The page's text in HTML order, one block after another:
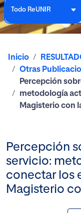
Todo ReUNIR
Inicio
Otras
Percepción
metodología
Magisterio con
Percepción
servicio:
conectar los
Magisterio